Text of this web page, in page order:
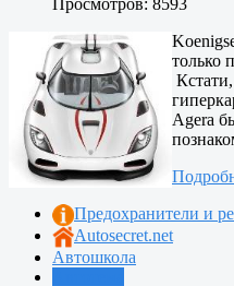
только
Agera
Предохранители и
Autosecret.net
Автошкола